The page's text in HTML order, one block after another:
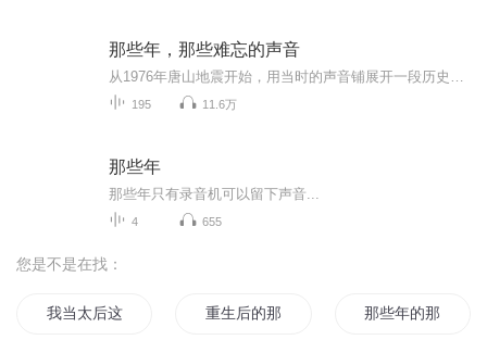
那些年，那些难忘的声音
195 11.6万
那些年
那些年只有录音机可以留下声音...
4 655
您是不是在找：
我当太后这些年 重生后的那些事 那些年的那些事